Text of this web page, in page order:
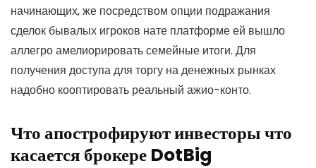
начинающих, же посредством опции подражания
сделок бывалых игроков нате платформе ей вышло
аллегро амелиорировать семейные итоги. Для
получения доступа для торгу на денежных рынках
надобно кооптировать реальный ажио-конто.
Что апострофируют инвесторы что
касается брокере DotBig